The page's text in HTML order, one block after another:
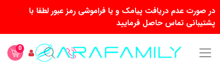
در صورت عدم دریافت پیامک و یا فراموشی رمز عبور لطفا با
پشتیبانی تماس حاصل فرمایید
0